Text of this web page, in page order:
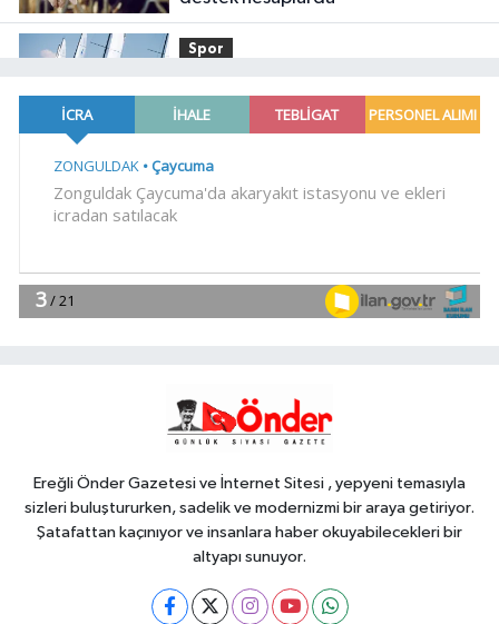
Spor
mücadelesi ilk günde nefes kesti
18:55Bursa'da tarihi eser
18:45
girişimcilere yeni kapılar açıyor
Ereğli Önder Gazetesi ve İnternet Sitesi , yepyeni temasıyla
sizleri buluştururken, sadelik ve modernizmi bir araya getiriyor.
Şatafattan kaçınıyor ve insanlara haber okuyabilecekleri bir
altyapı sunuyor.